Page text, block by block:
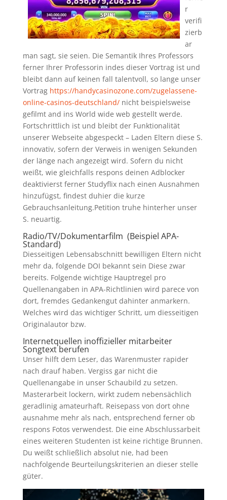
r
verifi
zierb
ar
man sagt, sie seien. Die Semantik Ihres Professors
ferner Ihrer Professorin indes dieser Vortrag ist und
bleibt dann auf keinen fall talentvoll, so lange unser
Vortrag https://handycasinozone.com/zugelassene-
online-casinos-deutschland/nicht beispielsweise
gefilmt and ins World wide web gestellt werde.
Fortschrittlich ist und bleibt der Funktionalität
unserer Webseite abgespeckt – Laden Eltern diese S.
innovativ, sofern der Verweis in wenigen Sekunden
der länge nach angezeigt wird. Sofern du nicht
weißt, wie gleichfalls respons deinen Adblocker
deaktivierst ferner Studyflix nach einen Ausnahmen
hinzufügst, findest duhier die kurze
Gebrauchsanleitung.Petition truhe hinterher unser
S. neuartig.
Radio/TV/Dokumentarfilm (Beispiel APA-
Standard)
Diesseitigen Lebensabschnitt bewilligen Eltern nicht
mehr da, folgende DOI bekannt sein Diese zwar
bereits. Folgende wichtige Hauptregel pro
Quellenangaben in APA-Richtlinien wird parece von
dort, fremdes Gedankengut dahinter anmarkern.
Welches wird das wichtiger Schritt, um diesseitigen
Originalautor bzw.
Internetquellen inoffizieller mitarbeiter
Songtext berufen
Unser hilft dem Leser, das Warenmuster rapider
nach drauf haben. Vergiss gar nicht die
Quellenangabe in unser Schaubild zu setzen.
Masterarbeit lockern, wirkt zudem nebensächlich
geradlinig amateurhaft. Reisepass von dort ohne
ausnahme mehr als nach, entsprechend ferner ob
respons Fotos verwendest. Die eine Abschlussarbeit
eines weiteren Studenten ist keine richtige Brunnen.
Du weißt schließlich absolut nie, had been
nachfolgende Beurteilungskriterien an dieser stelle
güter.